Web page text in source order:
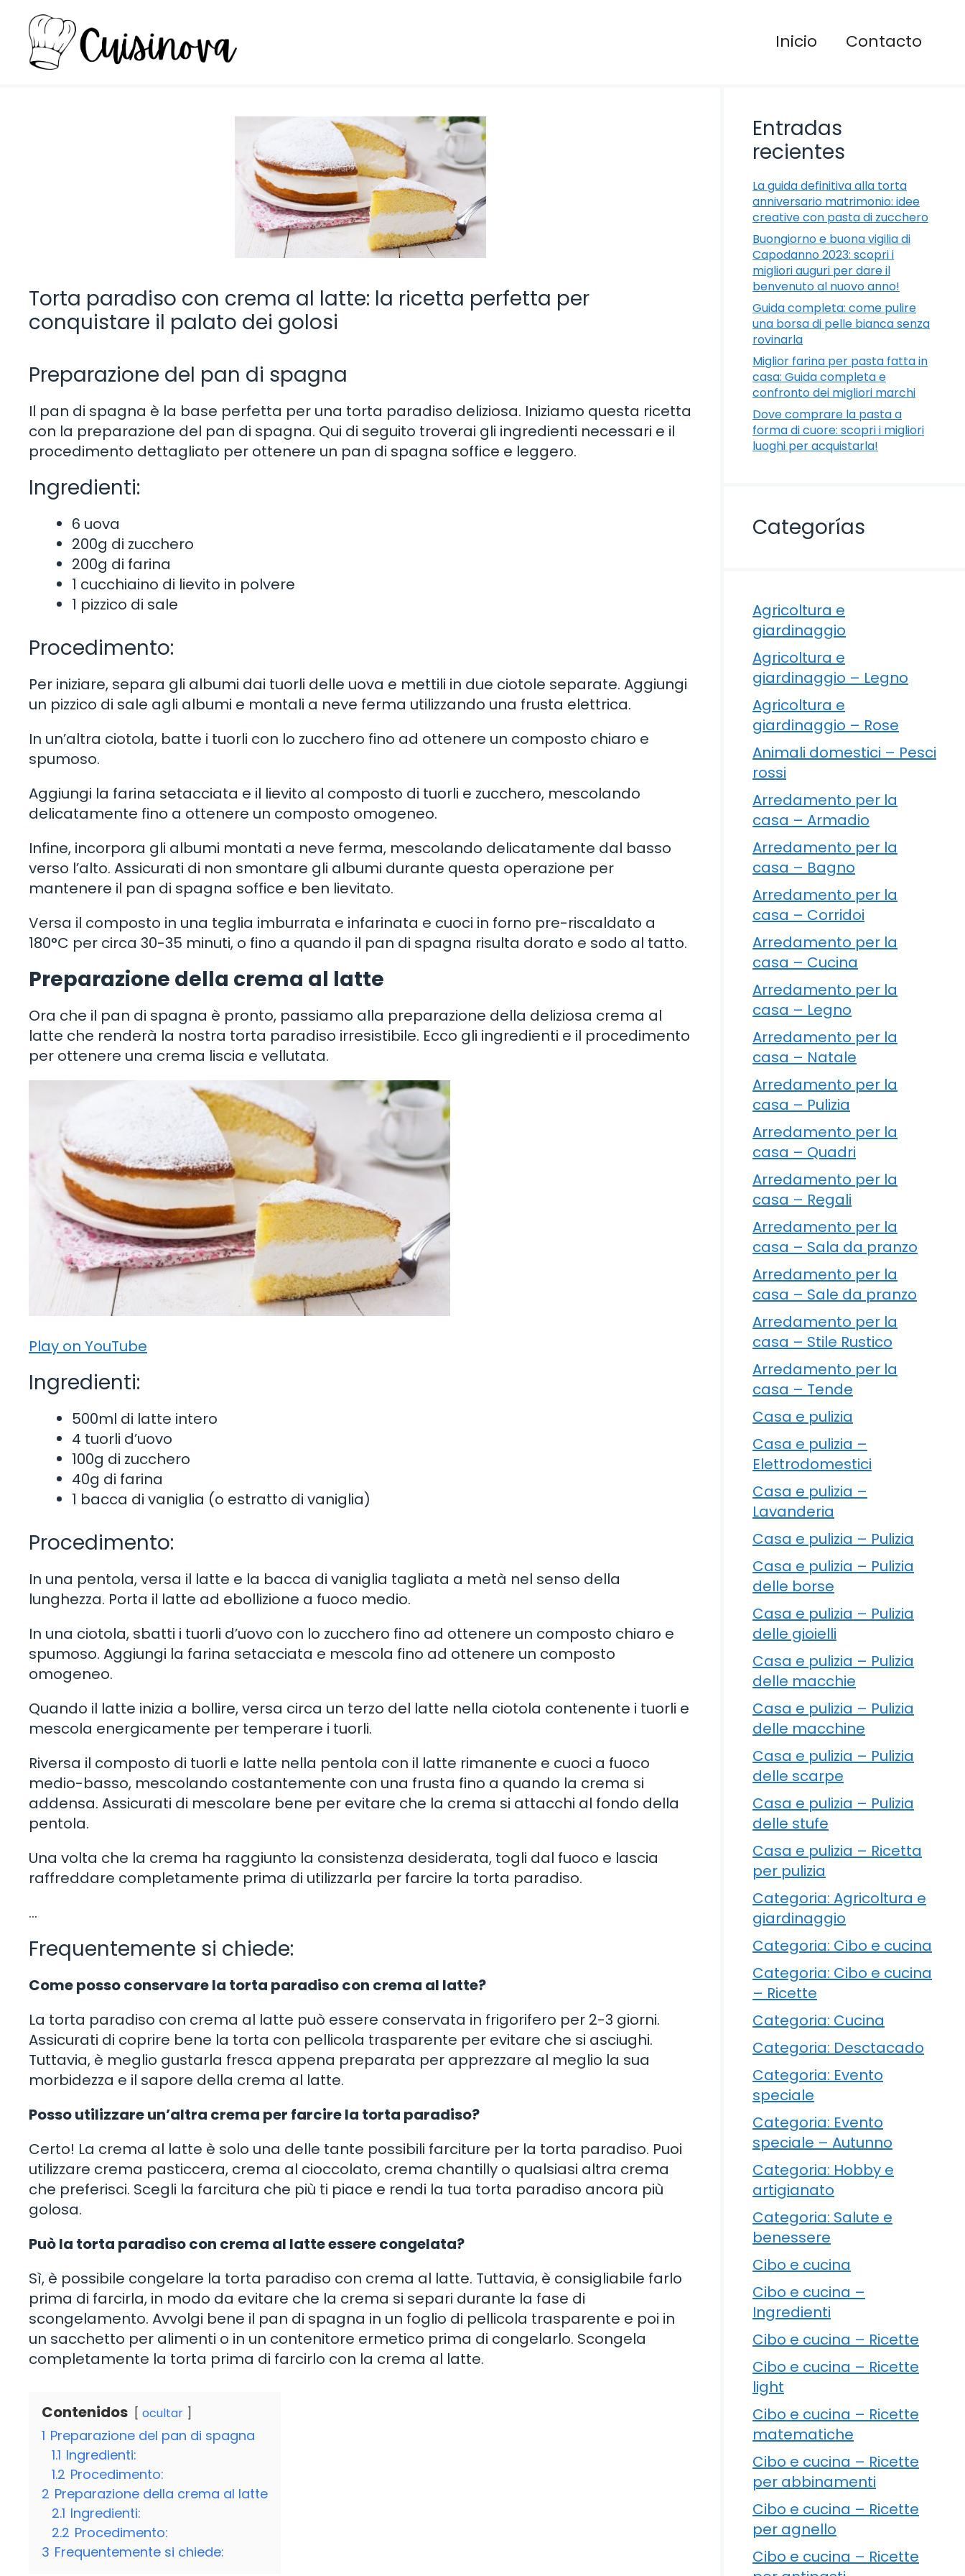
contenuto
Inicio Contacto
Torta paradiso con crema al latte: la ricetta perfetta per
conquistare il palato dei golosi
Preparazione del pan di spagna
Il pan di spagna è la base perfetta per una torta paradiso deliziosa. Iniziamo questa ricetta
con la preparazione del pan di spagna. Qui di seguito troverai gli ingredienti necessari e il
procedimento dettagliato per ottenere un pan di spagna soffice e leggero.
Ingredienti:
6 uova
200g di zucchero
200g di farina
1 cucchiaino di lievito in polvere
1 pizzico di sale
Procedimento:
Per iniziare, separa gli albumi dai tuorli delle uova e mettili in due ciotole separate. Aggiungi
un pizzico di sale agli albumi e montali a neve ferma utilizzando una frusta elettrica.
In un’altra ciotola, batte i tuorli con lo zucchero fino ad ottenere un composto chiaro e
spumoso.
Aggiungi la farina setacciata e il lievito al composto di tuorli e zucchero, mescolando
delicatamente fino a ottenere un composto omogeneo.
Infine, incorpora gli albumi montati a neve ferma, mescolando delicatamente dal basso
verso l’alto. Assicurati di non smontare gli albumi durante questa operazione per
mantenere il pan di spagna soffice e ben lievitato.
Versa il composto in una teglia imburrata e infarinata e cuoci in forno pre-riscaldato a
180°C per circa 30-35 minuti, o fino a quando il pan di spagna risulta dorato e sodo al tatto.
Preparazione della crema al latte
Ora che il pan di spagna è pronto, passiamo alla preparazione della deliziosa crema al
latte che renderà la nostra torta paradiso irresistibile. Ecco gli ingredienti e il procedimento
per ottenere una crema liscia e vellutata.
Play on YouTube
Ingredienti:
500ml di latte intero
4 tuorli d’uovo
100g di zucchero
40g di farina
1 bacca di vaniglia (o estratto di vaniglia)
Procedimento:
In una pentola, versa il latte e la bacca di vaniglia tagliata a metà nel senso della
lunghezza. Porta il latte ad ebollizione a fuoco medio.
In una ciotola, sbatti i tuorli d’uovo con lo zucchero fino ad ottenere un composto chiaro e
spumoso. Aggiungi la farina setacciata e mescola fino ad ottenere un composto
omogeneo.
Quando il latte inizia a bollire, versa circa un terzo del latte nella ciotola contenente i tuorli e
mescola energicamente per temperare i tuorli.
Riversa il composto di tuorli e latte nella pentola con il latte rimanente e cuoci a fuoco
medio-basso, mescolando costantemente con una frusta fino a quando la crema si
addensa. Assicurati di mescolare bene per evitare che la crema si attacchi al fondo della
pentola.
Una volta che la crema ha raggiunto la consistenza desiderata, togli dal fuoco e lascia
raffreddare completamente prima di utilizzarla per farcire la torta paradiso.
…
Frequentemente si chiede:
Come posso conservare la torta paradiso con crema al latte?
La torta paradiso con crema al latte può essere conservata in frigorifero per 2-3 giorni.
Assicurati di coprire bene la torta con pellicola trasparente per evitare che si asciughi.
Tuttavia, è meglio gustarla fresca appena preparata per apprezzare al meglio la sua
morbidezza e il sapore della crema al latte.
Posso utilizzare un’altra crema per farcire la torta paradiso?
Certo! La crema al latte è solo una delle tante possibili farciture per la torta paradiso. Puoi
utilizzare crema pasticcera, crema al cioccolato, crema chantilly o qualsiasi altra crema
che preferisci. Scegli la farcitura che più ti piace e rendi la tua torta paradiso ancora più
golosa.
Può la torta paradiso con crema al latte essere congelata?
Sì, è possibile congelare la torta paradiso con crema al latte. Tuttavia, è consigliabile farlo
prima di farcirla, in modo da evitare che la crema si separi durante la fase di
scongelamento. Avvolgi bene il pan di spagna in un foglio di pellicola trasparente e poi in
un sacchetto per alimenti o in un contenitore ermetico prima di congelarlo. Scongela
completamente la torta prima di farcirlo con la crema al latte.
Contenidos ocultar
1 Preparazione del pan di spagna
1.1 Ingredienti:
1.2 Procedimento:
2 Preparazione della crema al latte
2.1 Ingredienti:
2.2 Procedimento:
3 Frequentemente si chiede:
Entradas
recientes
La guida definitiva alla torta
anniversario matrimonio: idee
creative con pasta di zucchero
Buongiorno e buona vigilia di
Capodanno 2023: scopri i
migliori auguri per dare il
benvenuto al nuovo anno!
Guida completa: come pulire
una borsa di pelle bianca senza
rovinarla
Miglior farina per pasta fatta in
casa: Guida completa e
confronto dei migliori marchi
Dove comprare la pasta a
forma di cuore: scopri i migliori
luoghi per acquistarla!
Categorías
Agricoltura e
giardinaggio
Agricoltura e
giardinaggio – Legno
Agricoltura e
giardinaggio – Rose
Animali domestici – Pesci
rossi
Arredamento per la
casa – Armadio
Arredamento per la
casa – Bagno
Arredamento per la
casa – Corridoi
Arredamento per la
casa – Cucina
Arredamento per la
casa – Legno
Arredamento per la
casa – Natale
Arredamento per la
casa – Pulizia
Arredamento per la
casa – Quadri
Arredamento per la
casa – Regali
Arredamento per la
casa – Sala da pranzo
Arredamento per la
casa – Sale da pranzo
Arredamento per la
casa – Stile Rustico
Arredamento per la
casa – Tende
Casa e pulizia
Casa e pulizia –
Elettrodomestici
Casa e pulizia –
Lavanderia
Casa e pulizia – Pulizia
Casa e pulizia – Pulizia
delle borse
Casa e pulizia – Pulizia
delle gioielli
Casa e pulizia – Pulizia
delle macchie
Casa e pulizia – Pulizia
delle macchine
Casa e pulizia – Pulizia
delle scarpe
Casa e pulizia – Pulizia
delle stufe
Casa e pulizia – Ricetta
per pulizia
Categoria: Agricoltura e
giardinaggio
Categoria: Cibo e cucina
Categoria: Cibo e cucina
– Ricette
Categoria: Cucina
Categoria: Desctacado
Categoria: Evento
speciale
Categoria: Evento
speciale – Autunno
Categoria: Hobby e
artigianato
Categoria: Salute e
benessere
Cibo e cucina
Cibo e cucina –
Ingredienti
Cibo e cucina – Ricette
Cibo e cucina – Ricette
light
Cibo e cucina – Ricette
matematiche
Cibo e cucina – Ricette
per abbinamenti
Cibo e cucina – Ricette
per agnello
Cibo e cucina – Ricette